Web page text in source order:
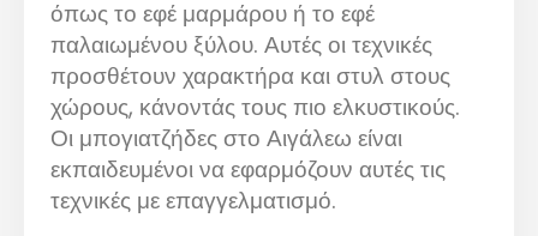
όπως το εφέ μαρμάρου ή το εφέ
παλαιωμένου ξύλου. Αυτές οι τεχνικές
προσθέτουν χαρακτήρα και στυλ στους
χώρους, κάνοντάς τους πιο ελκυστικούς.
Οι μπογιατζήδες στο Αιγάλεω είναι
εκπαιδευμένοι να εφαρμόζουν αυτές τις
τεχνικές με επαγγελματισμό.